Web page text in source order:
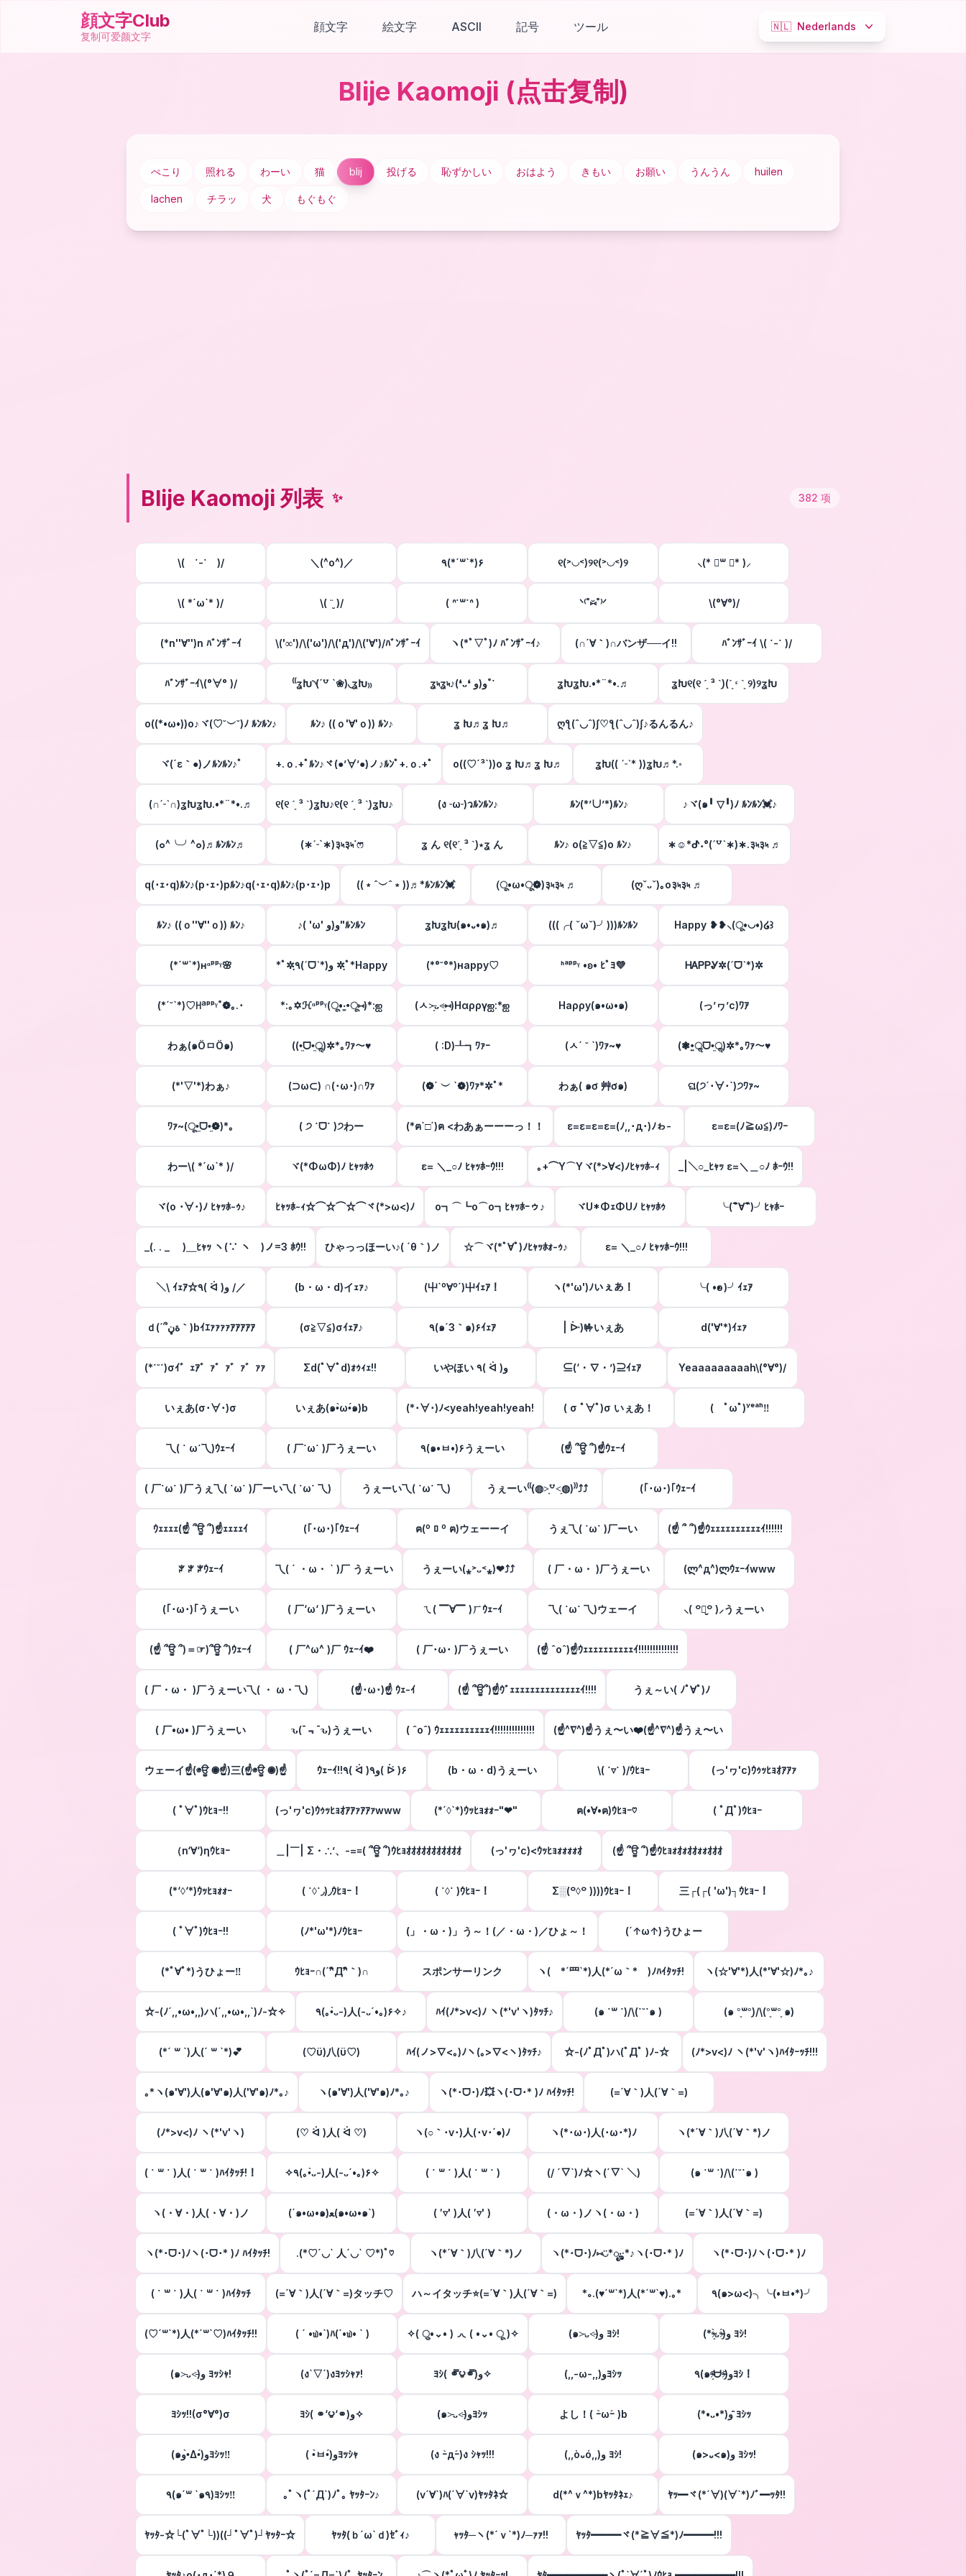
顔文字Club
复制可爱颜文字
顔文字 絵文字 ASCII 記号 ツール 🇳🇱 Nederlands
Blije Kaomoji (点击复制)
ぺこり 照れる わーい 猫 blij 投げる 恥ずかしい おはよう きもい お願い うんうん huilen
lachen チラッ 犬 もぐもぐ
Blije Kaomoji 列表 ✨ 382 项
\( ˙-˙ )/ ＼(^o^)／ ٩(*´꒳`*)۶ ୧(˃◡˂)୨୧(˃◡˂)୨ ⸜(* ॑꒳ ॑* )⸝
\( *´ω`* )/ \( ¨̮ )/ ( ᐢ˙꒳​˙ᐢ ) ᐠ⁽˚⑅̆˚⁾ᐟ \(°∀°)/
(*n''∀'')n ﾊﾞﾝｻﾞｰｲ \('∞')/\('ω')/\('д')/\('∀')/ﾊﾞﾝｻﾞｰｲ ヽ(*ﾟ▽ﾟ)ﾉ ﾊﾞﾝｻﾞｰｲ♪ (∩´∀｀)∩バンザ──イ!! ﾊﾞﾝｻﾞｰｲ \( ˙-˙ )/
ﾊﾞﾝｻﾞｰｲ\(°∀° )/ ⁽⁽ʓԽ◝(´꒵ `❀)◟ʓԽ₎₎ ʓ৸ʓ৸♪(❛ᴗ❛ و(و˚˙ ʓԽʓԽ.•*¨*•.♬ ʓԽ୧(୧ ˊ͈ ³ ˋ͈)(ˊ͈ ᵋ ˋ͈ ୨)୨ʓԽ
o((*•ω•))o♪ヾ(♡˘︶˘)ﾉ ﾙﾝﾙﾝ♪ ﾙﾝ♪ ((ｏ'∀'ｏ)) ﾙﾝ♪ ʓ Խ♬ʓ Խ♬ ღƪ(ˆ◡ˆ)ʃ♡ƪ(ˆ◡ˆ)ʃ♪るんるん♪
ヾ(´ε｀●)ノﾙﾝﾙﾝ♪ﾟ +.ｏ.+ﾟﾙﾝ♪ヾ(●’∀’●)ノ♪ﾙﾝﾟ+.ｏ.+ﾟ o((♡´³`))o ʓ Խ♬ʓ Խ♬ ʓԽ(( ˊᵕˋ* ))ʓԽ♬*.◦
(∩ˊᵕˋ∩)ʓԽʓԽ.•*¨*•.♬ ୧(୧ ˊ͈ ³ ˋ͈)ʓԽ♪୧(୧ ˊ͈ ³ ˋ͈)ʓԽ♪ (ง ᵕωᵕ)วﾙﾝﾙﾝ♪ ﾙﾝ(*’∪’*)ﾙﾝ♪ ♪ヾ(๑╹ ▽╹)ﾉ ﾙﾝﾙﾝ💓♪
(๐^╰╯^๐)♬ﾙﾝﾙﾝ♬ (∗ˊᵕ`∗)३৸३৸ᐝෆ⃛ ʓ ん ୧(୧ˊ͈ ³ ˋ͈)⋆ʓ ん ﾙﾝ♪ o(≧▽≦)o ﾙﾝ♪ ∗☺︎*ᕷ˖°(ˊ꒵ˋ∗)∗.३৸३৸ ♬
q(･ｪ･q)ﾙﾝ♪(p･ｪ･)pﾙﾝ♪q(･ｪ･q)ﾙﾝ♪(p･ｪ･)p ((﹡ˆ︶ˆ﹡))♬*ﾙﾝﾙﾝ💓 (ू•ω•ू❁)३৸३৸ ♬ (ღˇᴗˇ)｡o३৸३৸ ♬
ﾙﾝ♪ ((ｏ''∀''ｏ)) ﾙﾝ♪ ♪( 'ω' و(و"ﾙﾝﾙﾝ ʓԽʓԽ(๑•᎑•๑)♬ (((╭( ˇωˇ)╯)))ﾙﾝﾙﾝ Happy ❥❥⸜(ू•◡•)໒꒱
(*´꒳`*)ʜᵅᵖᵖᵞ🌸 *ﾟ✲ฺ٩(ˊᗜˋ*)و ✲ฺﾟ*Happy (*°˘°*)нарру♡ ᑋᵃᵖᵖᵞ •ʚ• ﾋﾟﾖ💜 ᎻᎪᏢᏢᎽ✲(ˊᗜˋ*)✲
(*´˘`*)♡ꀿªᵖᵖᵞ˚❁｡.･ *:｡✡ℋᵅᵖᵖᵞ(ू•‧̫•ू⑅)*:ஐ (ㅅ˃̶͈ᴗ˂̶͈⑅)Нαρργஐ:*ஐ Наρρу(๑•ω•๑) (っ’ヮ’c)ﾜｱ
わぁ(๑ÖㅁÖ๑) ((•̤ᗜ•̤ॢ)✲*｡ﾜｧ〜♥︎ ( :D)┸┓ﾜｧｰ (ㅅ´ ˘ `)ﾜｧ~♥︎ (❃•̤ॢᗜ•̤ॢ)✲*｡ﾜｧ〜♥︎
(*'▽'*)わぁ♪ (⊃ω⊂) ∩(･ω･)∩ﾜｧ (❁´ ︶ `❁)ﾜｧ*✲ﾟ* わぁ( ๑ơ 艸ơ๑) ଘ(੭´･∀･`)੭ﾜｧ~
ﾜｧ~(ू•̤ᗜ•̤❁)*｡ ( ੭ ˙ᗜ˙ )੭わー (*ฅ`□´)ฅ <わあぁーーーっ！！ ε=ε=ε=ε=(ﾉ,,･д･)ﾉゎ- ε=ε=(ﾉ≧ω≦)ﾉﾜｰ
わー\( *´ω`* )/ ヾ(*ΦωΦ)ﾉ ﾋｬｯﾎｩ ε= ＼_○ﾉ ﾋｬｯﾎｰｳ!!! ｡+⌒Y⌒Yヾ(*>∀<)ﾉﾋｬｯﾎ-ｨ _|＼○_ﾋｬｯ ε=＼＿○ﾉ ﾎｰｳ!!
ヾ(o ･∀･)ﾉ ﾋｬｯﾎ-ｩ♪ ﾋｬｯﾎ-ｨ☆⌒☆⌒☆⌒ヾ(*>ω<)ﾉ o┓⌒┗o⌒o┓ﾋｬｯﾎｰゥ♪ ヾU*ΦｪΦUﾉ ﾋｬｯﾎｩ ╰(´ิ∀´ิ)╯ﾋｬﾎｰ
_(. . _ )＿ﾋｬｯ ヽ(∵ ヽ )ノ=3 ﾎｳ!! ひゃっっほーい♪( ´θ｀)ノ ☆⌒ヾ(*ﾟ∀ﾟ)ﾉﾋｬｯﾎｫ-ｩ♪ ε= ＼_○ﾉ ﾋｬｯﾎｰｳ!!!
＼\ ｲｪｱ☆٩( ᐛ )و /／ (b・ω・d)イｪｧ♪ (屮`º∀º´)屮ｲｪｱ！ ヽ(*'ω')ﾉいぇあ！ ╰( •ө• )╯ｲｪｱ
ｄ(´՞ةڼ｀)bｲｴｧｧｧｧｱｱｱｱｱ (σ≧▽≦)σｲｪｱ♪ ٩(๑´3｀๑)۶ｲｪｱ | ᐕ)🤟いぇあ d('∀'*)ｲｪｧ
(*˙˘˙)σｲ゛ｪｱ゛ｧ゛ｧ゛ｧ゛ｧｧ Σd(ﾟ∀ﾟd)ｫｩｨｪ!! いやほい ٩( ᐛ )و ⊆(‘・∇・’)⊇ｲｪｱ Yeaaaaaaaaah\(°∀°)/
いぇあ(σ･∀･)σ いぇあ(๑•̀ω•́๑)b (*･∀･)ﾉ<yeah!yeah!yeah! ( σ ﾟ∀ﾟ)σ いぇあ！ ( ﾟωﾟ)ʸᵉᵃʰ‼
乁( ˙ ω˙乁)ｳｪｰｲ ( 厂˙ω˙ )厂うぇーい ٩(๑•ㅂ•)۶うぇーい (☝ ՞ਊ ՞)☝ｳｪｰｲ
( 厂˙ω˙ )厂うぇ乁( ˙ω˙ )厂ーい乁( ˙ω˙ 乁) うぇーい乁( ˙ω˙ 乁) うぇーい⁽⁽(◍˃͈꒵˂͈◍)⁾⁾⤴⤴ (｢･ω･)｢ｳｪｰｲ
ｳｪｪｪｪ(☝ ՞ਊ ՞)☝ｪｪｪｪｲ (｢･ω･)｢ｳｪｰｲ ฅ(º ﾛ º ฅ)ウェーーイ うぇ乁( ˙ω˙ )厂ーい (☝ ՞ ՞)☝ｳｪｪｪｪｪｪｪｪｪｪｲ!!!!!!
ꐕ ꐕ ꐕｳｪｰｲ 乁( ´ ・ω・ ` )厂 うぇーい うぇーい(⁎˃ᴗ˂⁎)❤︎⤴︎⤴︎ ( 厂・ω・ )厂うぇーい (ლ^д^)ლｳｪｰｲwww
(｢･ω･)｢うぇーい ( 厂‘ω‘ )厂うぇーい ㄟ( ▔∀▔ )ㄏｳｪｰｲ 乁( ˙ω˙ 乁)ウェーイ ⸜( ꒪౪̮꒪ )⸝うぇーい
(☝ ՞ਊ ՞)＝☞)՞ਊ ՞)ｳｪｰｲ ( 厂^ω^ )厂 ｳｪｰｲ❤️ ( 厂･ω･ )厂うぇーい (☝ ˆoˆ)☝ｳｪｪｪｪｪｪｪｪｪｪｲ!!!!!!!!!!!!!!
( 厂・ω・ )厂うぇーい乁( ・ ω・乁) (☝･ω･)☝ ｳｪ-ｲ (☝ ՞ਊ՞)☝ｳﾞｪｪｪｪｪｪｪｪｪｪｪｪｪｪｲ!!!! うぇ～い( ﾉﾟ∀ﾟ)ﾉ
( 厂•ω• )厂うぇーい ԅ(¯﹃¯ԅ)うぇーい ( ˆoˆ) ｳｪｪｪｪｪｪｪｪｪｪｲ!!!!!!!!!!!!!! (☝^∇^)☝うぇ〜い❤️(☝^∇^)☝うぇ〜い
ウェーイ☝(◉ਊ ◉☝)三(☝◉ਊ ◉)☝ ｳｪｰｲ!!٩( ᐛ )و٩( ᐖ )۶ (b・ω・d)うぇーい \( ˙▿˙ )/ｳﾋｮｰ (っ'ヮ'c)ｳｩｯﾋｮｵｱｱｧ
( ﾟ∀ﾟ)ｳﾋｮｰ!! (っ'ヮ'c)ｳｩｯﾋｮｵｱｱｧｱｱｧwww (*´◊`*)ｳｯﾋｮｫｫｰ"❤" ฅ(•∀•ฅ)ｳﾋｮｰ♡ ( ﾟДﾟ)ｳﾋｮｰ
（n‘∀‘)ηｳﾋｮｰ ＿|￣| Σ・∴’、-=≡( ՞ਊ ՞)ｳﾋｮｵｵｵｵｵｵｵｵｵｵｵ (っ'ヮ'c)<ｳｯﾋｮｫｫｫｫｵ (☝ ՞ਊ ՞)☝ｳﾋｮｫｵｫｵｵｫｫｵｵｵ
(*‘◊‘*)ｳｯﾋｮｫｫｰ ( ˙◊︎˙◞︎)◞︎ｳﾋｮｰ！ ( ˙◊˙ )ｳﾋｮｰ！ Σ░(꒪◊꒪ ))))ｳﾋｮｰ！ 三┌(┌( 'ω')┐ｳﾋｮｰ！
( ﾟ∀ﾟ)ｳﾋｮｰ!! (ﾉ*'ω'*)ﾉｳﾋｮｰ (」・ω・)」う～！(／・ω・)／ひょ～！ (´↑ω↑)うひょー
(*ﾟ∀ﾟ*)うひょー‼︎ ｳﾋｮｰ∩(´^ิД^ิ｀)∩ スポンサーリンク ヽ( *´罒`*)人(*´ω｀* )ﾉﾊｲﾀｯﾁ! ヽ(☆'∀'*)人(*'∀'☆)ﾉ*｡♪
☆-(ﾉ´,,•ω•,,)ハ(´,,•ω•,,`)ﾉ-☆✧ ٩(｡•̀ᴗ-)人(-ᴗ´•｡)۶✧♪ ﾊｲ(ﾉ*>v<)ﾉ ヽ(*'v'ヽ)ﾀｯﾁ♪ (๑ ˙꒳ ˙)/\(˙˘˙๑ ) (๑ °͈꒳°͈)/\(°͈꒳°͈ ๑)
(*´ ꒳ `)人(´ ꒳ `*)💕 (♡ϋ)八(ϋ♡) ﾊｲ(ノ>∇<｡)ﾉヽ(｡>∇<ヽ)ﾀｯﾁ♪ ☆-(ﾉﾟДﾟ)ハ(ﾟДﾟ )ﾉ-☆ (ﾉ*>v<)ﾉ ヽ(*'v'ヽ)ﾊｲﾀｰｯﾁ!!!
｡*ヽ(๑'∀')人(๑'∀'๑)人('∀'๑)ﾉ*｡♪ ヽ(๑'∀')人('∀'๑)ﾉ*｡♪ ヽ(*･ᗜ･)ﾉ💥ヽ(･ᗜ･* )ﾉ ﾊｲﾀｯﾁ! (=´∀｀)人(´∀｀=)
(ﾉ*>v<)ﾉ ヽ(*'v'ヽ) (♡ ᐛ )人( ᐛ ♡) ヽ(○｀･v･)人(･v･´●)ﾉ ヽ(*･ω･)人(･ω･*)ﾉ ヽ(*´∀｀)八(´∀｀*)ノ
( ˙ ꒳ ˙ )人( ˙ ꒳ ˙ )ﾊｲﾀｯﾁ!！ ✧٩(｡•̀ᴗ-)人(-ᴗ´•｡)۶✧ ( ˙ ꒳ ˙ )人( ˙ ꒳ ˙ ) (/ ´▽`)ﾉ☆ヽ(´▽` ＼) (๑ ˙꒳ ˙)/\(˙˘˙๑ )
ヽ(・∀・)人(・∀・)ノ (´๑•ω•๑)ﻌ(๑•ω•๑`) ( ′▿' )人( ′▿' ) (・ω・)ノヽ(・ω・) (=´∀｀)人(´∀｀=)
ヽ(*･ᗜ･)ﾉヽ(･ᗜ･* )ﾉ ﾊｲﾀｯﾁ! .(*♡´◡` 人´◡` ♡*)ﾟ♡ ヽ(*´∀｀)八(´∀｀*)ノ ヽ(*･ᗜ･)ﾉ⑅◡̈*ೄ‧͙·*♪ヽ(･ᗜ･* )ﾉ ヽ(*･ᗜ･)ﾉヽ(･ᗜ･* )ﾉ
( ˙ ꒳ ˙ )人( ˙ ꒳ ˙ )ﾊｲﾀｯﾁ (=´∀｀)人(´∀｀=)タッチ♡ ハ～イタッチ⭐(=´∀｀)人(´∀｀=) *｡.(♥´꒳`*)人(*´꒳`♥).｡* ٩(๑>ω<)╮╰(•ㅂ•*)╯
(♡´꒳`*)人(*´꒳`♡︎)ﾊｲﾀｯﾁ!! ( ´ •௰•`)ﾊ(´•௰• ` ) ✧( ु•⌄• )◞◟( •⌄• ू )✧ (๑˃̵ᴗ˂̵)و ﾖｼ! (*ᵒ̴̶̷͈̀ᴗᵒ̴̶̷͈́)و ﾖｼ!
(๑˃̵ᴗ˂̵)و ﾖｯｼｬ! (ง`▽´)งﾖｯｼｬｧ! ﾖｼ( ⚭̿౪⚭̿)‎و✧ (,,-ω-,,)وﾖｼｯ ٩(๑ᵒ̴̶̷͈᷄ᗨᵒ̴̶̷͈᷅)وﾖｼ！
ﾖｼｯ!!(σ°∀°)σ ﾖｼ( ⚭‘౪‘⚭)‎و✧ (๑˃̵ᴗ˂̵)وﾖｼｯ よし！( ｰ̀ωｰ́ )b (*•ᴗ•*)و ̑̑ﾖｼｯ
(๑و•̀Δ•́)وﾖｼｯ‼︎ ( •̀ㅂ•́)وﾖｯｼｬ (ง ｰ̀дｰ́)ง ｼｬｯ!!! (,,ò᎑ó,,)و ﾖｼ! (๑>᎑<๑)و ﾖｼｯ!
٩(๑´꒳ `๑٩)ﾖｼｯ‼ ｡ﾟヽ(ﾟ´Д`)ﾉﾟ｡ ﾔｯﾀｰﾝ♪ (v´∀`)ﾊ(´∀`v)ﾔｯﾀﾈ☆ d(*^ｖ^*)bﾔｯﾀﾈｪ♪ ﾔｯ━ヾ(*´∀)(∀`*)ﾉﾞ━ｯﾀ!!
ﾔｯﾀ-☆└(ﾟ∀ﾟ└))((┘ﾟ∀ﾟ)┘ﾔｯﾀｰ☆ ﾔｯﾀ(ｂ´ω`ｄ)ｾﾞｨ♪ ｬｯﾀ─ヽ(*´ｖ`*)ﾉ─ｧｧ!! ﾔｯﾀ━━━ヾ(*≧∀≦*)ﾉ━━━!!!